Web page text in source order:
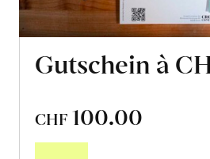
Gutschein à
CHF 100.00